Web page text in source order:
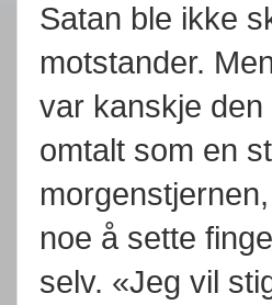
Satan ble ikke
motstander.
var kanskje
omtalt som en
noe å sette
selv. «Jeg vil